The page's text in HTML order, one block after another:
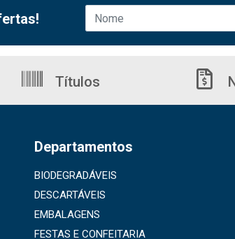
Títulos
Departamentos
BIODEGRADÁVEIS
DESCARTÁVEIS
EMBALAGENS
FESTAS E CONFEITARIA